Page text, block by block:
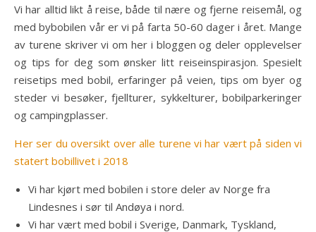
Vi har alltid likt å reise, både til nære og fjerne reisemål, og
med bybobilen vår er vi på farta 50-60 dager i året. Mange
av turene skriver vi om her i bloggen og deler opplevelser
og tips for deg som ønsker litt reiseinspirasjon. Spesielt
reisetips med bobil, erfaringer på veien, tips om byer og
steder vi besøker, fjellturer, sykkelturer, bobilparkeringer
og campingplasser.
Her ser du oversikt over alle turene vi har vært på siden vi
statert bobillivet i 2018
Vi har kjørt med bobilen i store deler av Norge fra
Lindesnes i sør til Andøya i nord.
Vi har vært med bobil i Sverige, Danmark, Tyskland,